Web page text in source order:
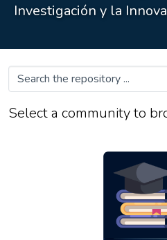
Investigación y la
Select a community to